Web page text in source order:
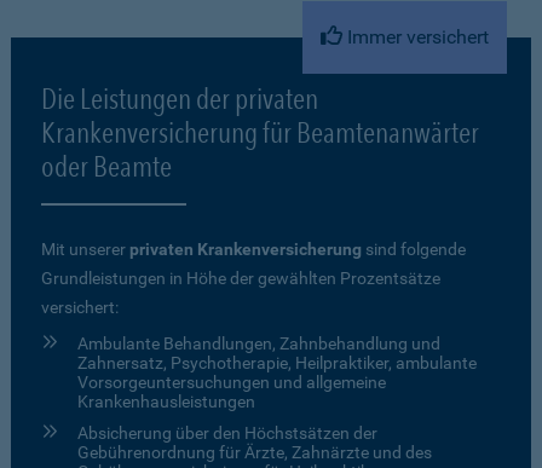
Immer versichert
Die Leistungen der privaten
Krankenversicherung für Beamtenanwärter
oder Beamte
Mit unserer privaten Krankenversicherung sind folgende
Grundleistungen in Höhe der gewählten Prozentsätze
versichert:
Ambulante Behandlungen, Zahnbehandlung und
Zahnersatz, Psychotherapie, Heilpraktiker, ambulante
Vorsorgeuntersuchungen und allgemeine
Krankenhausleistungen
Absicherung über den Höchstsätzen der
Gebührenordnung für Ärzte, Zahnärzte und des